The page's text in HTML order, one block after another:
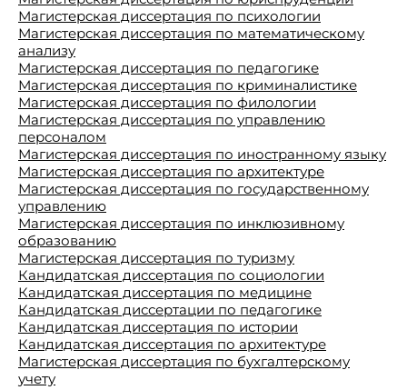
Магистерская диссертация по психологии
Магистерская диссертация по математическому
анализу
Магистерская диссертация по педагогике
Магистерская диссертация по криминалистике
Магистерская диссертация по филологии
Магистерская диссертация по управлению
персоналом
Магистерская диссертация по иностранному языку
Магистерская диссертация по архитектуре
Магистерская диссертация по государственному
управлению
Магистерская диссертация по инклюзивному
образованию
Магистерская диссертация по туризму
Кандидатская диссертация по социологии
Кандидатская диссертация по медицине
Кандидатская диссертации по педагогике
Кандидатская диссертация по истории
Кандидатская диссертация по архитектуре
Магистерская диссертация по бухгалтерскому
учету